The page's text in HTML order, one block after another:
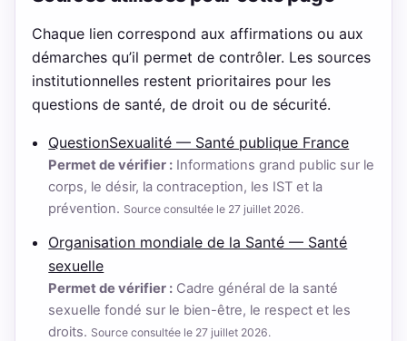
Chaque lien correspond aux affirmations ou aux
démarches qu’il permet de contrôler. Les sources
institutionnelles restent prioritaires pour les
questions de santé, de droit ou de sécurité.
QuestionSexualité — Santé publique France
Permet de vérifier : Informations grand public sur le
corps, le désir, la contraception, les IST et la
prévention. Source consultée le 27 juillet 2026.
Organisation mondiale de la Santé — Santé
sexuelle
Permet de vérifier : Cadre général de la santé
sexuelle fondé sur le bien-être, le respect et les
droits. Source consultée le 27 juillet 2026.